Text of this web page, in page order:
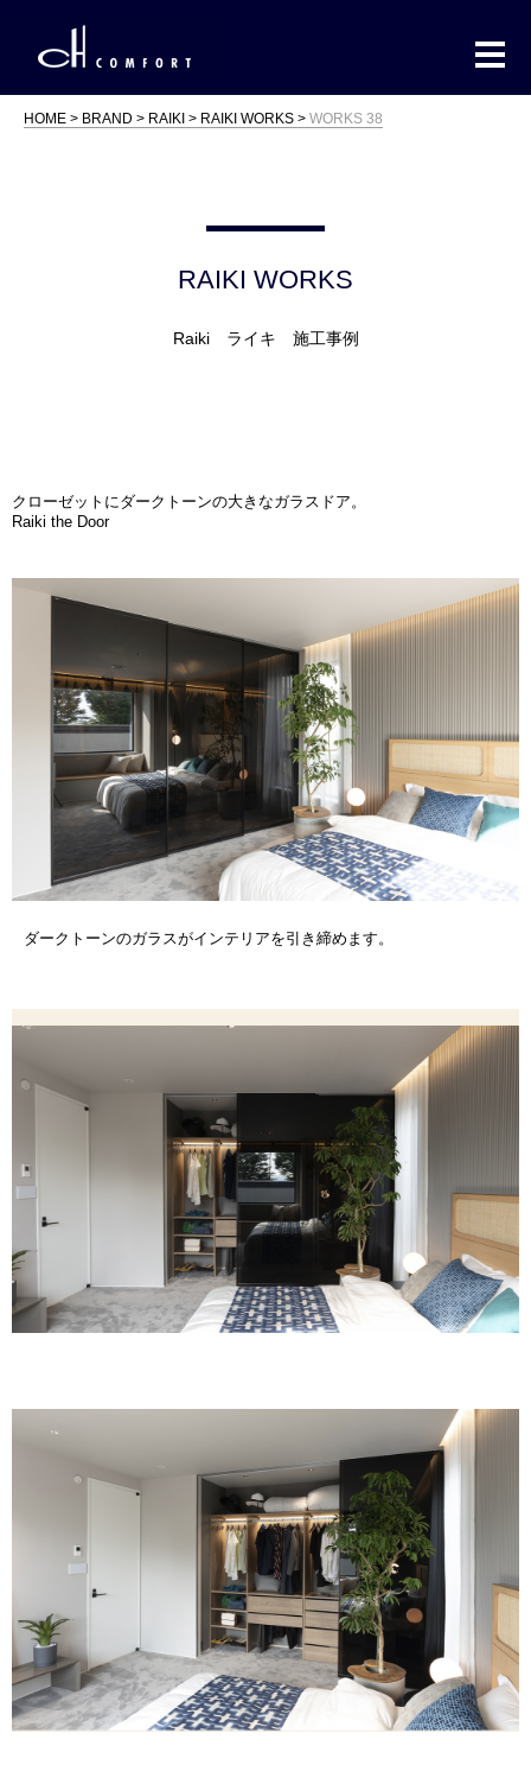
HOME BRAND RAIKI RAIKI WORKS WORKS 38
RAIKI WORKS
Raiki ライキ 施工事例
クローゼットにダークトーンの大きなガラスドア。
Raiki the Door
ダークトーンのガラスがインテリアを引き締めます。